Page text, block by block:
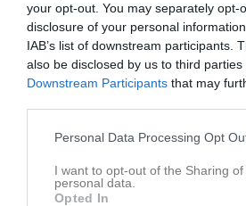
your opt-out. You may separately opt-
disclosure of your personal
IAB’s list of downstream participants.
also be disclosed by us to third parties
Downstream Participants that may
Personal Data Processing Opt
I want to opt-out of the Sharing of
personal data.
Opted In
Senast uppladdade video